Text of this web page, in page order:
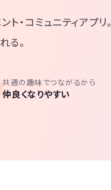
・コミュニティアプリ。
る。
共通の趣味でつながるから
仲良くなりやすい